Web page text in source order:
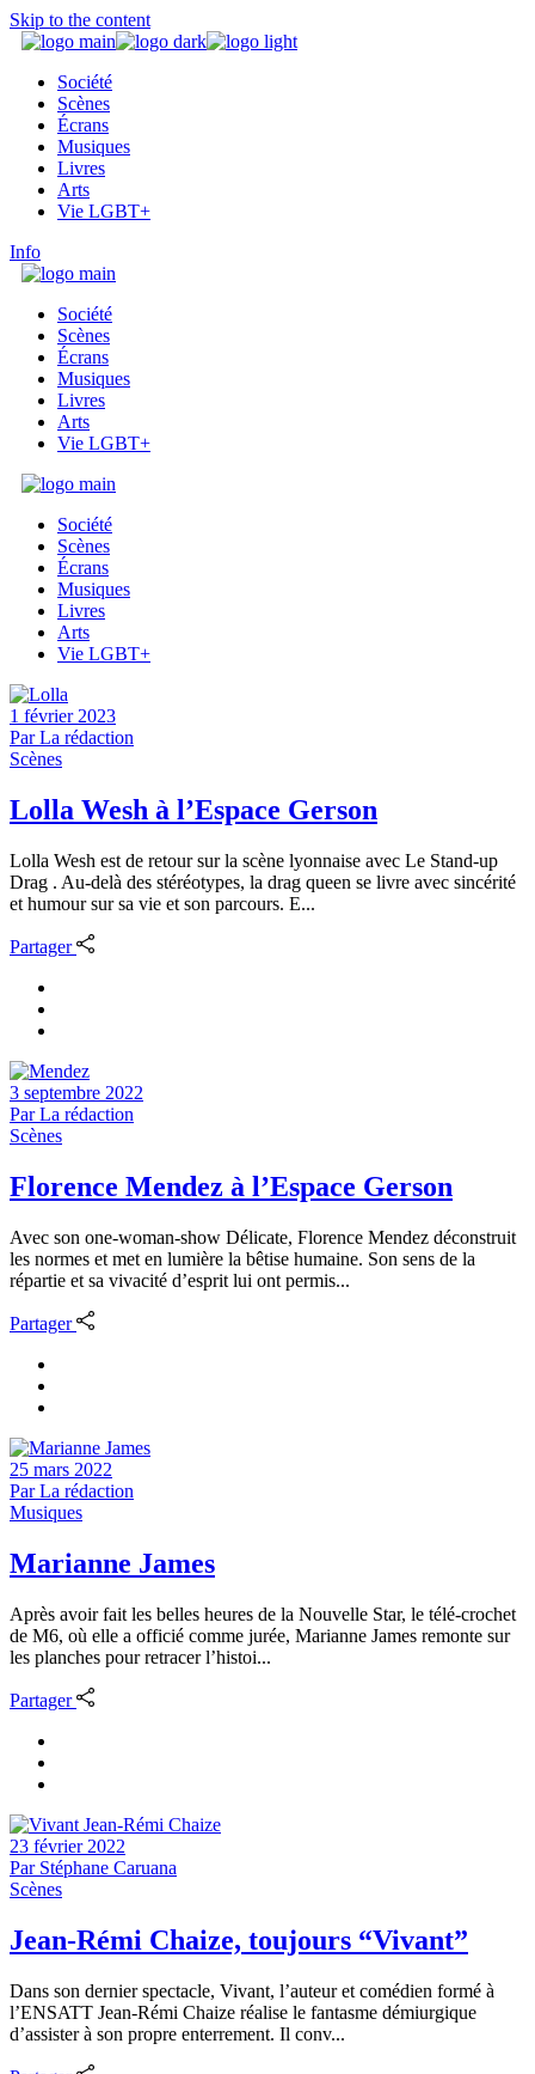
Skip to the content
Société
Scènes
Écrans
Musiques
Livres
Arts
Vie LGBT+
Info
Société
Scènes
Écrans
Musiques
Livres
Arts
Vie LGBT+
Société
Scènes
Écrans
Musiques
Livres
Arts
Vie LGBT+
1 février 2023
ParLa rédaction
Scènes
Lolla Wesh à l’Espace Gerson
Lolla Wesh est de retour sur la scène lyonnaise avec Le Stand-up
Drag . Au-delà des stéréotypes, la drag queen se livre avec sincérité
et humour sur sa vie et son parcours. E...
Partager
3 septembre 2022
ParLa rédaction
Scènes
Florence Mendez à l’Espace Gerson
Avec son one-woman-show Délicate, Florence Mendez déconstruit
les normes et met en lumière la bêtise humaine. Son sens de la
répartie et sa vivacité d’esprit lui ont permis...
Partager
25 mars 2022
ParLa rédaction
Musiques
Marianne James
Après avoir fait les belles heures de la Nouvelle Star, le télé-crochet
de M6, où elle a officié comme jurée, Marianne James remonte sur
les planches pour retracer l’histoi...
Partager
23 février 2022
Par Stéphane Caruana
Scènes
Jean-Rémi Chaize, toujours “Vivant”
Dans son dernier spectacle, Vivant, l’auteur et comédien formé à
l’ENSATT Jean-Rémi Chaize réalise le fantasme démiurgique
d’assister à son propre enterrement. Il conv...